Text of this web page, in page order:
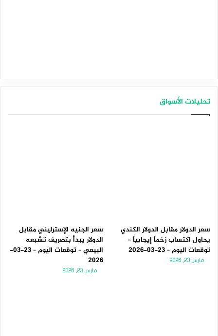
تحليلات الأسواق
سعر الدولار مقابل الدولار الكندي
يحاول اكتساب زخماً إيجابياً –
توقعات اليوم – 23-03-2026
مارس 23, 2026
سعر الجنيه الإسترليني مقابل
الدولار يبدأ بتصريف تشبعه
البيعي – توقعات اليوم – 23-03-
2026
مارس 23, 2026